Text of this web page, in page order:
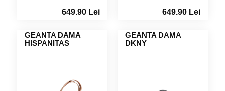
649.90 Lei 649.90 Lei
GEANTA DAMA
HISPANITAS
GEANTA DAMA
DKNY